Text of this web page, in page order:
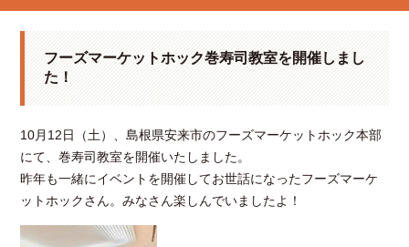
フーズマーケットホック巻寿司教室を開催しまし
た！
10月12日（土）、島根県安来市のフーズマーケットホック本部
にて、巻寿司教室を開催いたしました。
昨年も一緒にイベントを開催してお世話になったフーズマーケ
ットホックさん。みなさん楽しんでいましたよ！